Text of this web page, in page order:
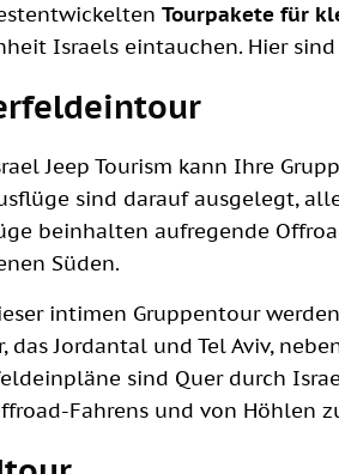
Tourpakete für
Israels eintauchen. Hier
Jeep Tourism kann Ihre
sind darauf ausgelegt,
beinhalten aufregende
Süden.
intimen Gruppentour
das Jordantal und Tel Aviv,
sind Quer durch
Fahrens und von Höhlen